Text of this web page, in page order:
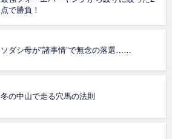
点で勝負！
ソダシ母が“諸事情”で無念の落選……
冬の中山で走る穴馬の法則